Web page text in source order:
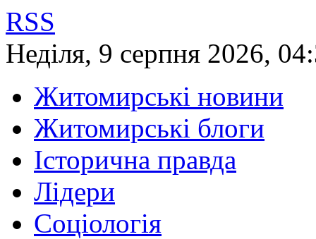
RSS
Неділя, 9 серпня 2026,
Житомирські новини
Житомирські блоги
Історична правда
Лідери
Соціологія